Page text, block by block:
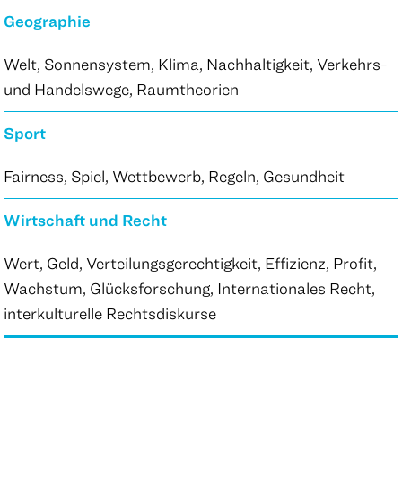
Geographie
Welt, Sonnensystem, Klima, Nachhaltigkeit, Verkehrs-
und Handelswege, Raumtheorien
Sport
Fairness, Spiel, Wettbewerb, Regeln, Gesundheit
Wirtschaft und Recht
Wert, Geld, Verteilungsgerechtigkeit, Effizienz, Profit,
Wachstum, Glücksforschung, Internationales Recht,
interkulturelle Rechtsdiskurse